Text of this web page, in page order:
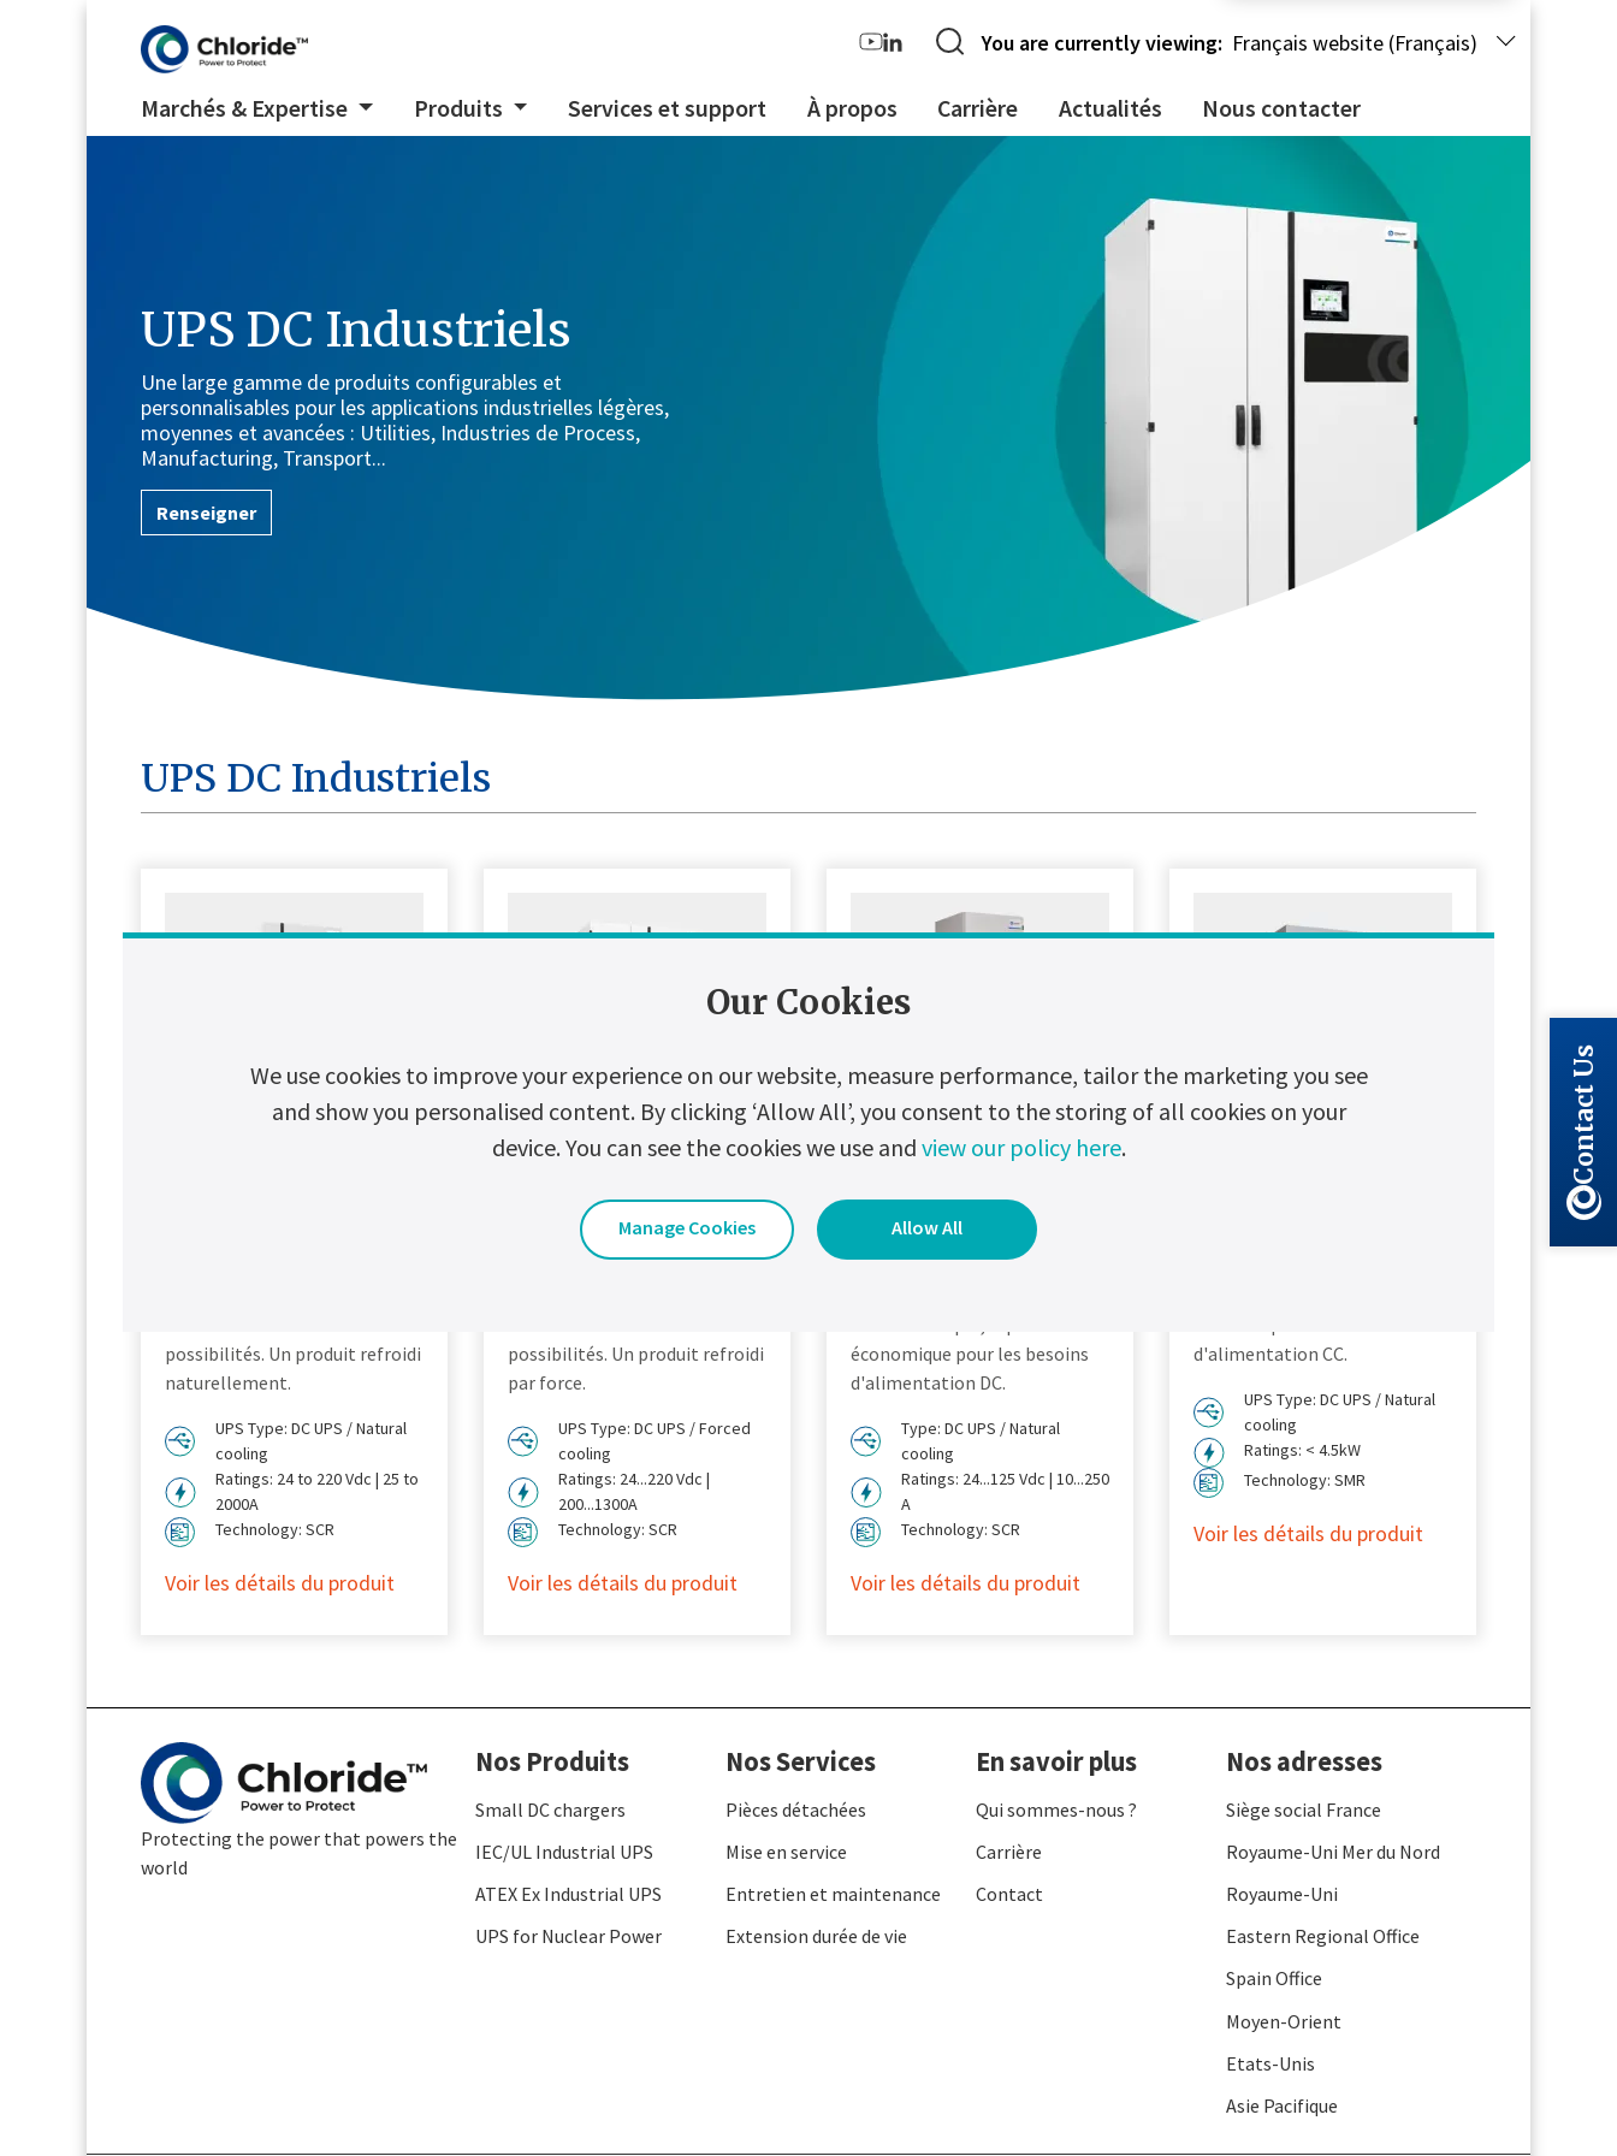
Marchés & Expertise Produits Services et support À propos Carrière Actualités Nous contacter
You are currently viewing: Français website (Français)
UPS DC Industriels
Une large gamme de produits configurables et
personnalisables pour les applications industrielles légères,
moyennes et avancées : Utilities, Industries de Process,
Manufacturing, Transport...
Renseigner
UPS DC Industriels
possibilités. Un produit refroidi
naturellement.
UPS Type: DC UPS / Natural
cooling
Ratings: 24 to 220 Vdc | 25 to
2000A
Technology: SCR
Voir les détails du produit
Chloride®
CP70RC UPS DC
CP comme produit
possibilités. Un produit refroidi
par force.
UPS Type: DC UPS / Forced
cooling
Ratings: 24...220 Vdc |
200...1300A
Technology: SCR
Voir les détails du produit
Chloride® FP50R
UPS DC
Chloride® FP50R DC UPS est
économique pour les besoins
d'alimentation DC.
Type: DC UPS / Natural
cooling
Ratings: 24...125 Vdc | 10...250
A
Technology: SCR
Voir les détails du produit
d'alimentation CC.
UPS Type: DC UPS / Natural
cooling
Ratings: < 4.5kW
Technology: SMR
Voir les détails du produit
Protecting the power that powers the
world
Nos Produits
Small DC chargers
IEC/UL Industrial UPS
ATEX Ex Industrial UPS
UPS for Nuclear Power
Nos Services
Pièces détachées
Mise en service
Entretien et maintenance
Extension durée de vie
En savoir plus
Qui sommes-nous ?
Carrière
Contact
Nos adresses
Siège social France
Royaume-Uni Mer du Nord
Royaume-Uni
Eastern Regional Office
Spain Office
Moyen-Orient
Etats-Unis
Asie Pacifique
Contact Us
Our Cookies
We use cookies to improve your experience on our website, measure performance, tailor the marketing you see
and show you personalised content. By clicking ‘Allow All’, you consent to the storing of all cookies on your
device. You can see the cookies we use and view our policy here.
Manage Cookies Allow All